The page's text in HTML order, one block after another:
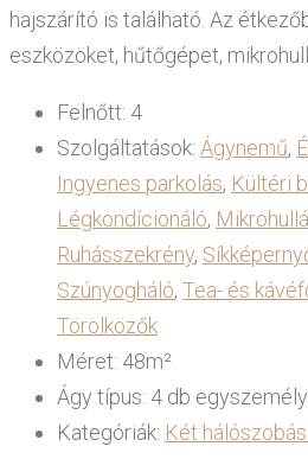
hajszárító is található. Az
eszközöket, hűtőgépet,
Felnőtt: 4
Szolgáltatások: Ágynemű,
Ingyenes parkolás, Kültéri
Légkondícionáló,
Ruhásszekrény,
Szúnyogháló, Tea- és
Törölközők
Méret: 48m²
Ágy típus: 4 db
Kategóriák: Két